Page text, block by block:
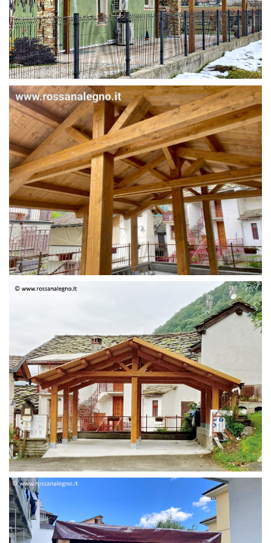
STRUTTURA IN ABETE LAMELLARE
STRUTTURA DUE FALDE